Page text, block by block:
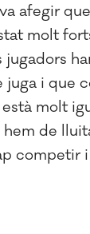
afegir
molt
juga i que
molt
de
competir